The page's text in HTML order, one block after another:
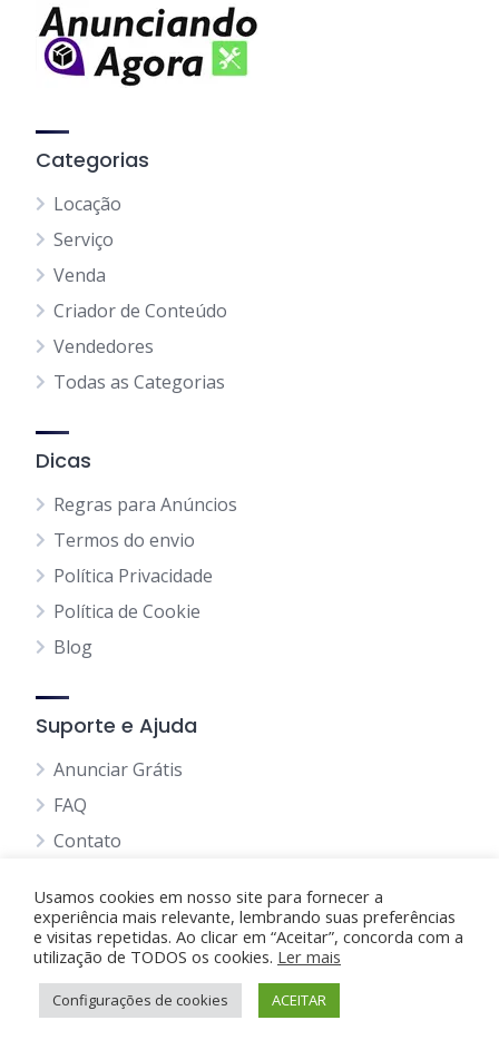
Categorias
Locação
Serviço
Venda
Criador de Conteúdo
Vendedores
Todas as Categorias
Dicas
Regras para Anúncios
Termos do envio
Política Privacidade
Política de Cookie
Blog
Suporte e Ajuda
Anunciar Grátis
FAQ
Contato
Anunciando Agora
Página Inicial
Minha Conta
Usamos cookies em nosso site para fornecer a
experiência mais relevante, lembrando suas preferências
e visitas repetidas. Ao clicar em “Aceitar”, concorda com a
utilização de TODOS os cookies. Ler mais
Configurações de cookies ACEITAR